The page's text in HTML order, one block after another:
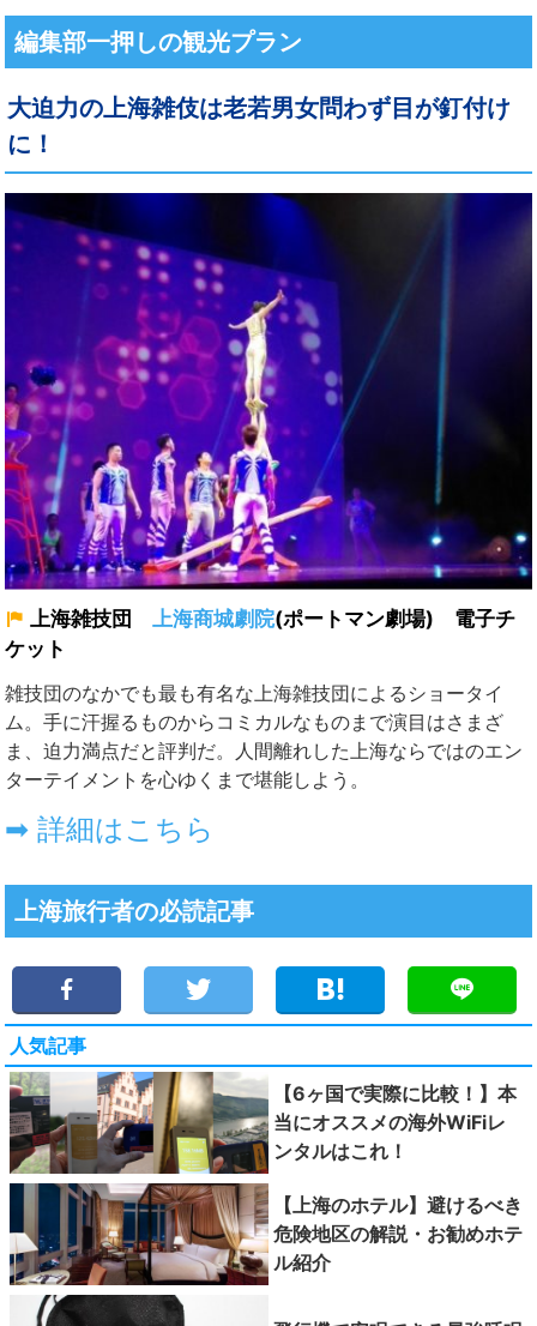
編集部一押しの観光プラン
大迫力の上海雑伎は老若男女問わず目が釘付け
に！
上海雑技団 上海商城劇院(ポートマン劇場) 電子チ
ケット
雑技団のなかでも最も有名な上海雑技団によるショータイ
ム。手に汗握るものからコミカルなものまで演目はさまざ
ま、迫力満点だと評判だ。人間離れした上海ならではのエン
ターテイメントを心ゆくまで堪能しよう。
➡ 詳細はこちら
上海旅行者の必読記事
人気記事
【6ヶ国で実際に比較！】本
当にオススメの海外WiFiレ
ンタルはこれ！
【上海のホテル】避けるべき
危険地区の解説・お勧めホテ
ル紹介